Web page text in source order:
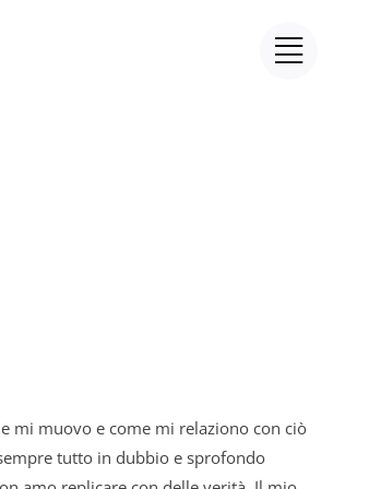
mi muovo e come mi relaziono con ciò
tutto in dubbio e sprofondo